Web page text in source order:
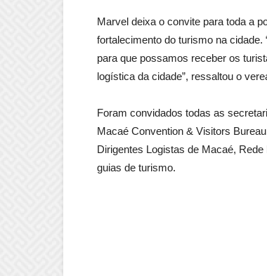
Marvel deixa o convite para toda a
fortalecimento do turismo na
para que possamos receber os
logística da cidade”, ressaltou o
Foram convidados todas as
Macaé Convention & Visitors
Dirigentes Logistas de Macaé,
guias de turismo.